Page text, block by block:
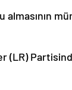
(LR)